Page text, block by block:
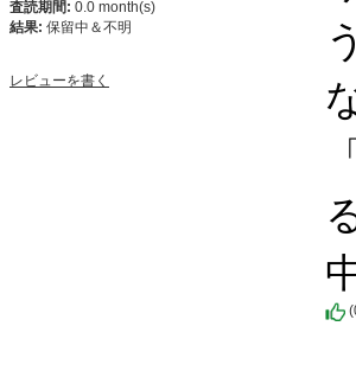
査読期間: 0.0 month(s)
結果: 保留中＆不明
レビューを書く
(